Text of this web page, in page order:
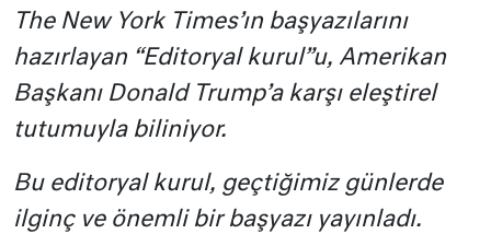
The New York Times’ın başyazılarını
hazırlayan “Editoryal kurul”u, Amerikan
Başkanı Donald Trump’a karşı eleştirel
tutumuyla biliniyor.
Bu editoryal kurul, geçtiğimiz günlerde
ilginç ve önemli bir başyazı yayınladı.